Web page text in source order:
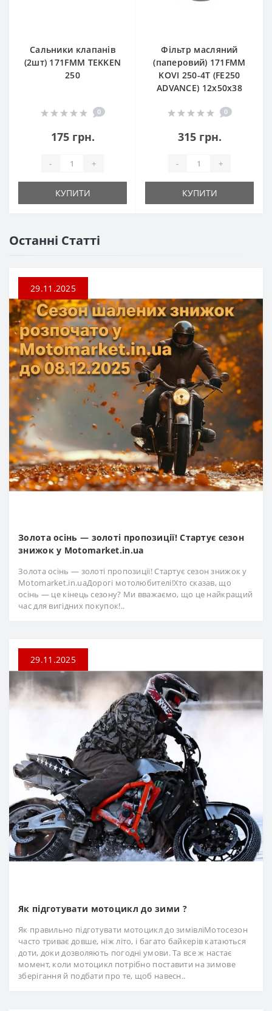
Сальники клапанів
(2шт) 171FMM TEKKEN
250
0
175 грн.
- +
КУПИТИ
Фільтр масляний
(паперовий) 171FMM
KOVI 250-4T (FE250
ADVANCE) 12х50х38
0
315 грн.
- +
КУПИТИ
Останні Статті
29.11.2025
Золота осінь — золоті пропозиції! Стартує сезон
знижок у Motomarket.in.ua
Золота осінь — золоті пропозиції! Стартує сезон знижок у
Motomarket.in.uaДорогі мотолюбителі!Хто сказав, що
осінь — це кінець сезону? Ми вважаємо, що це найкращий
час для вигідних покупок!..
29.11.2025
Як підготувати мотоцикл до зими ?
Як правильно підготувати мотоцикл до зимівліМотосезон
часто триває довше, ніж літо, і багато байкерів катаються
доти, доки дозволяють погодні умови. Та все ж настає
момент, коли мотоцикл потрібно поставити на зимове
зберігання й подбати про те, щоб навесн..